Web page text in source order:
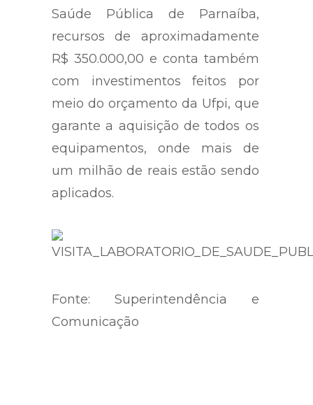
Saúde Pública de Parnaíba,
recursos de aproximadamente
R$ 350.000,00 e conta também
com investimentos feitos por
meio do orçamento da Ufpi, que
garante a aquisição de todos os
equipamentos, onde mais de
um milhão de reais estão sendo
aplicados.
Fonte: Superintendência e
Comunicação